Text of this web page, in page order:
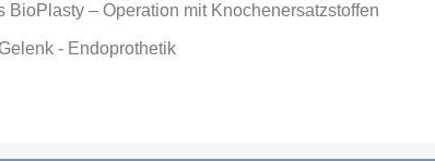
BioPlasty – Operation mit Knochenersatzstoffen
- Endoprothetik